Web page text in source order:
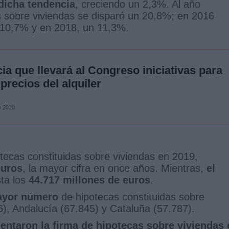
tendencia, creciendo un 2,3%. Al año
viviendas se disparó un 20,8%; en 2016
y en 2018, un 11,3%.
que llevará al Congreso iniciativas para
del alquiler
2020
constituidas sobre viviendas en 2019,
, la mayor cifra en once años. Mientras, el
los 44.717 millones de euros.
número de hipotecas constituidas sobre
Andalucía (67.845) y Cataluña (57.787).
la firma de hipotecas sobre viviendas